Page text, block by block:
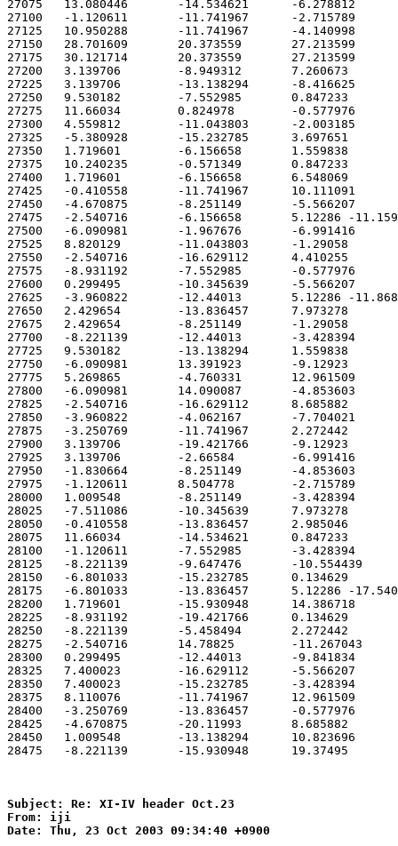
Subject: Re: XI-IV header Oct.23
From: iji
Date: Thu, 23 Oct 2003 09:34:40 +0900